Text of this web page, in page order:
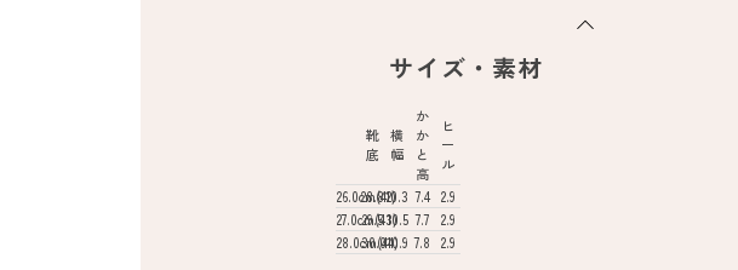
サイズ・素材
靴
底
横
幅
か
か
と
高
ヒ
ー
ル
26.0cm(42)
28.810.3 7.4 2.9
27.0cm(43)
29.510.5 7.7
2.9
28.0cm(44)
30.010.9 7.8 2.9